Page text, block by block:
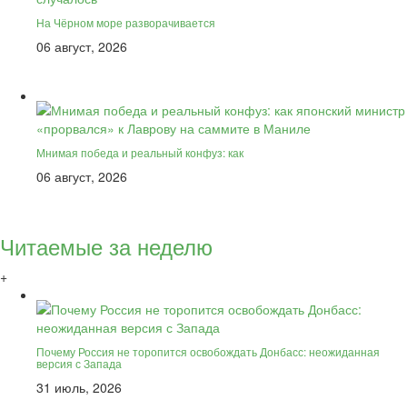
На Чёрном море разворачивается
06 август, 2026
Мнимая победа и реальный конфуз: как
06 август, 2026
Читаемые за неделю
+
Почему Россия не торопится освобождать Донбасс: неожиданная
версия с Запада
31 июль, 2026